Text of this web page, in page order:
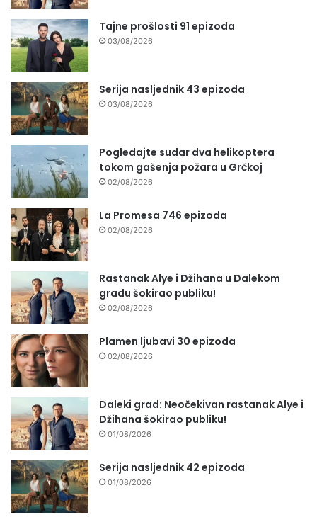
Tajne prošlosti 91 epizoda
03/08/2026
Serija nasljednik 43 epizoda
03/08/2026
Pogledajte sudar dva helikoptera
tokom gašenja požara u Grčkoj
02/08/2026
La Promesa 746 epizoda
02/08/2026
Rastanak Alye i Džihana u Dalekom
gradu šokirao publiku!
02/08/2026
Plamen ljubavi 30 epizoda
02/08/2026
Daleki grad: Neočekivan rastanak Alye i
Džihana šokirao publiku!
01/08/2026
Serija nasljednik 42 epizoda
01/08/2026